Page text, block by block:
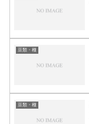
豆類・種
豆類・種